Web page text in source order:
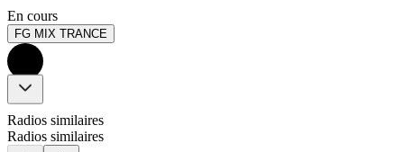
En cours
FG MIX TRANCE
Radios similaires
Radios similaires